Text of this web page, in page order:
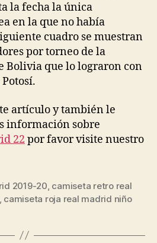
la fecha la única
en la que no había
cuadro se muestran
por torneo de la
Bolivia que lo lograron con
artículo y también le
información sobre
22 por favor visite nuestro
2019-20 camiseta retro real
camiseta roja real madrid niño